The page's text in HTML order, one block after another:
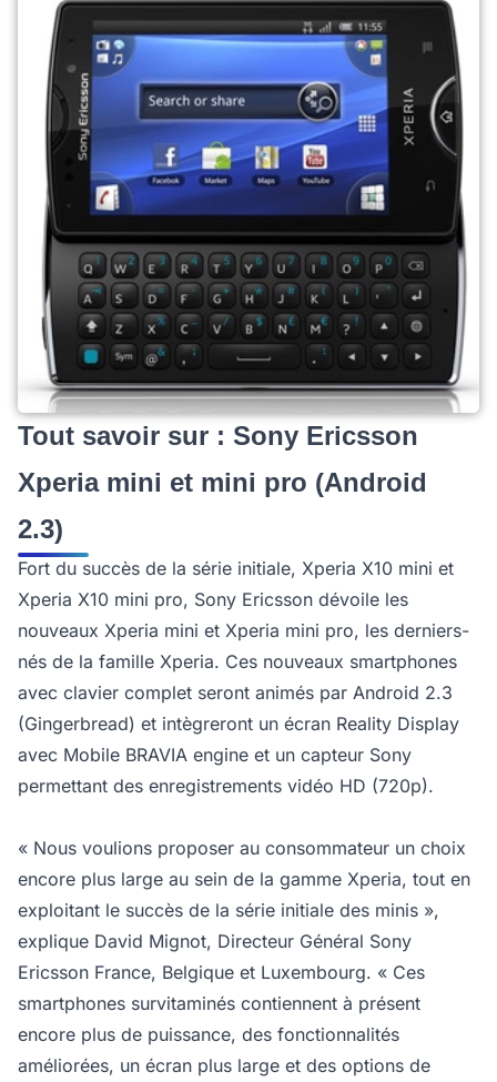
Tout savoir sur : Sony Ericsson
Xperia mini et mini pro (Android
2.3)
Fort du succès de la série initiale, Xperia X10 mini et
Xperia X10 mini pro, Sony Ericsson dévoile les
nouveaux Xperia mini et Xperia mini pro, les derniers-
nés de la famille Xperia. Ces nouveaux smartphones
avec clavier complet seront animés par Android 2.3
(Gingerbread) et intègreront un écran Reality Display
avec Mobile BRAVIA engine et un capteur Sony
permettant des enregistrements vidéo HD (720p).
« Nous voulions proposer au consommateur un choix
encore plus large au sein de la gamme Xperia, tout en
exploitant le succès de la série initiale des minis »,
explique David Mignot, Directeur Général Sony
Ericsson France, Belgique et Luxembourg. « Ces
smartphones survitaminés contiennent à présent
encore plus de puissance, des fonctionnalités
améliorées, un écran plus large et des options de